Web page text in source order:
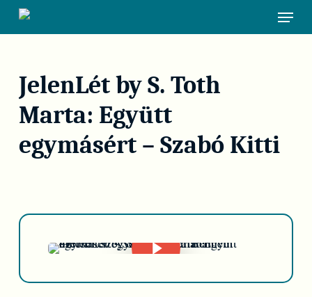
Skip
Menu
JelenLét by S. Toth
Marta: Együtt
egymásért – Szabó Kitti
Play Video